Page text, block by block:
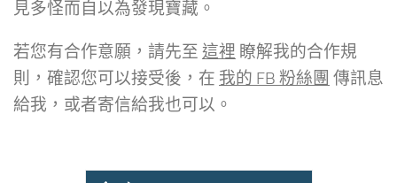
見多怪而自以為發現寶藏。
若您有合作意願，請先至 這裡 瞭解我的合作規
則，確認您可以接受後，在 我的 FB 粉絲團 傳訊息
給我，或者寄信給我也可以。